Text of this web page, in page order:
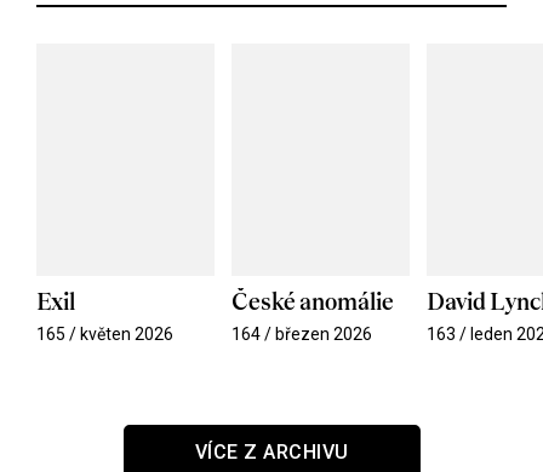
Exil
165 / květen 2026
České anomálie
164 / březen 2026
David
163 / leden
VÍCE Z ARCHIVU